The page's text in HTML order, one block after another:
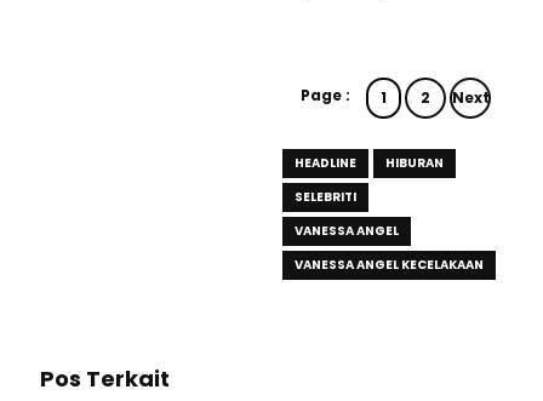
Page : 1 2 Next
HEADLINE
HIBURAN
SELEBRITI
VANESSA ANGEL
VANESSA ANGEL KECELAKAAN
Pos Terkait